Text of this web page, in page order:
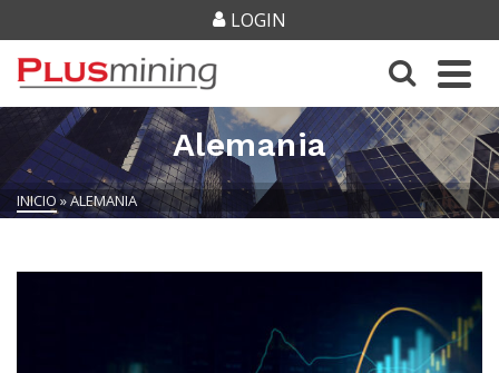
LOGIN
Alemania
INICIO »ALEMANIA